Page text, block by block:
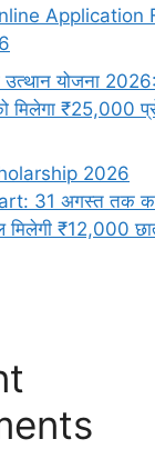
Application
उत्थान योजना
मिलेगा ₹25,000
2026
31 अगस्त तक
₹12,000